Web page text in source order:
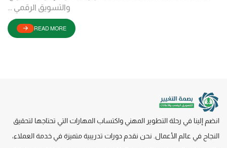
والتسويق الرقمي ...
READ MORE
انضم إلينا في رحلة التطوير المهني واكتساب المهارات التي تحتاجها لتحقيق
النجاح في عالم الأعمال. نحن نقدم دورات تدريبية متميزة في خدمة العملاء،